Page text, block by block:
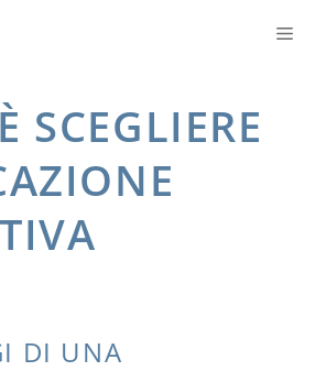
SCEGLIERE
DI UNA